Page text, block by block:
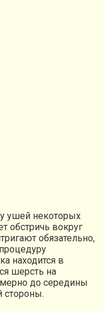
ушей некоторых
обстричь вокруг
обязательно,
находится в
шерсть на
до середины
стороны.